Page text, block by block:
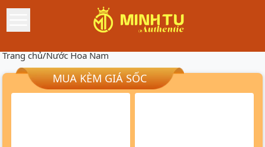
Trang chủ/Nước Hoa Nam
MUA KÈM GIÁ SỐC